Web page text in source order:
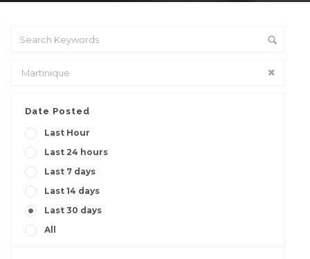
Date Posted
Last Hour
Last 24 hours
Last 7 days
Last 14 days
Last 30 days
All